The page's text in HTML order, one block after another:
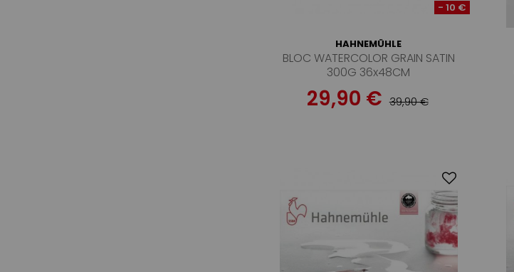
- 10 €
HAHNEMÜHLE
BLOC WATERCOLOR GRAIN SATIN
300G 36x48CM
29,90 € 39,90 €